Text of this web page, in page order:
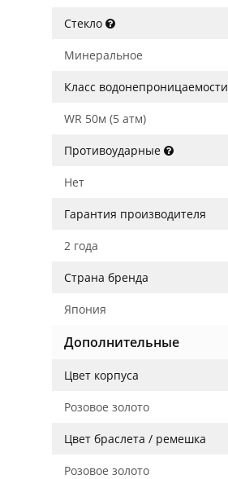
Стекло
Минеральное
Класс водонепроницаемости
WR 50м (5 атм)
Противоударные
Нет
Гарантия производителя
2 года
Страна бренда
Япония
Дополнительные
Цвет корпуса
Розовое золото
Цвет браслета / ремешка
Розовое золото